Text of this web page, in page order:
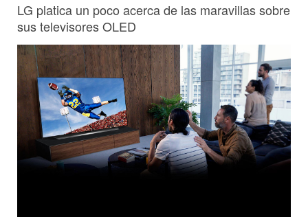
LG platica un poco acerca de las maravillas sobre
sus televisores OLED